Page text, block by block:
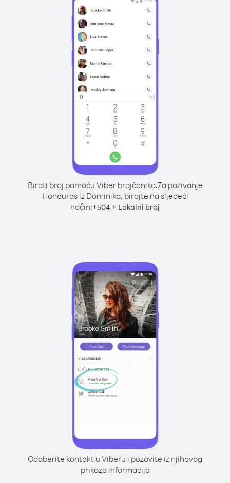
Birati broj pomoću Viber brojčanika.Za pozivanje
Honduras iz Dominika, birajte na sljedeći
način:+504 + Lokalni broj
Odaberite kontakt u Viberu i pozovite iz njihovog
prikaza informacija